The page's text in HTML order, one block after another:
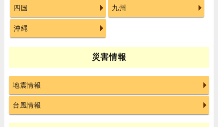
四国 九州
沖縄
災害情報
地震情報
台風情報